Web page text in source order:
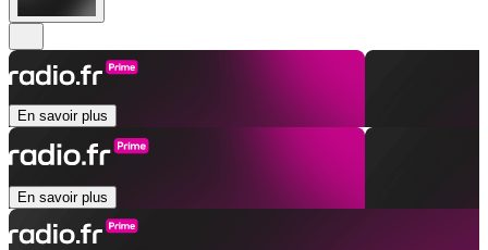
En savoir plus
En savoir plus